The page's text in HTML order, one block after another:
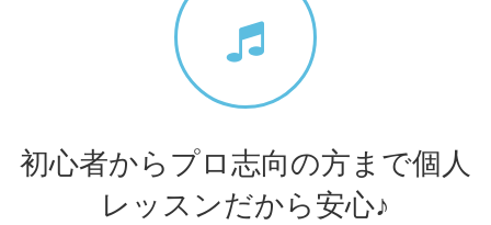
初心者からプロ志向の方まで個人
レッスンだから安心♪